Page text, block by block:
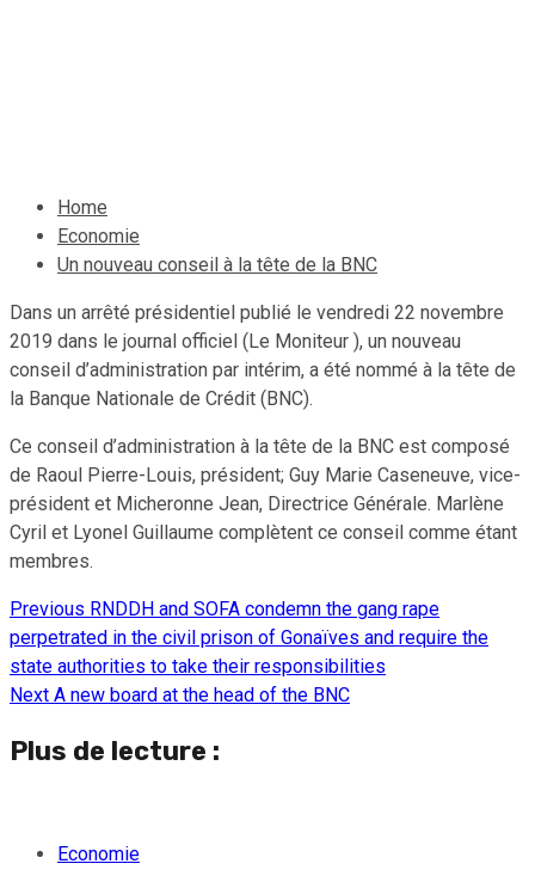
Home
Economie
Un nouveau conseil à la tête de la BNC
Dans un arrêté présidentiel publié le vendredi 22 novembre
2019 dans le journal officiel (Le Moniteur ), un nouveau
conseil d’administration par intérim, a été nommé à la tête de
la Banque Nationale de Crédit (BNC).
Ce conseil d’administration à la tête de la BNC est composé
de Raoul Pierre-Louis, président; Guy Marie Caseneuve, vice-
président et Micheronne Jean, Directrice Générale. Marlène
Cyril et Lyonel Guillaume complètent ce conseil comme étant
membres.
Continue
Reading
Previous RNDDH and SOFA condemn the gang rape
perpetrated in the civil prison of Gonaïves and require the
state authorities to take their responsibilities
Next A new board at the head of the BNC
Plus de lecture :
Economie